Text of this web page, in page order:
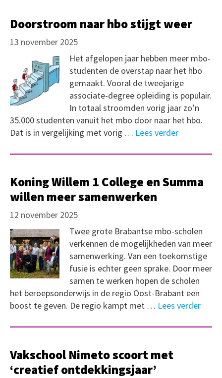
Doorstroom naar hbo stijgt weer
13 november 2025
Het afgelopen jaar hebben meer mbo-
studenten de overstap naar het hbo
gemaakt. Vooral de tweejarige
associate-degree opleiding is populair.
In totaal stroomden vorig jaar zo’n
35.000 studenten vanuit het mbo door naar het hbo.
Dat is in vergelijking met vorig … Lees verder
Koning Willem 1 College en Summa
willen meer samenwerken
12 november 2025
Twee grote Brabantse mbo-scholen
verkennen de mogelijkheden van meer
samenwerking. Van een toekomstige
fusie is echter geen sprake. Door meer
samen te werken hopen de scholen
het beroepsonderwijs in de regio Oost-Brabant een
boost te geven. De regio kampt met … Lees verder
Vakschool Nimeto scoort met
‘creatief ontdekkingsjaar’